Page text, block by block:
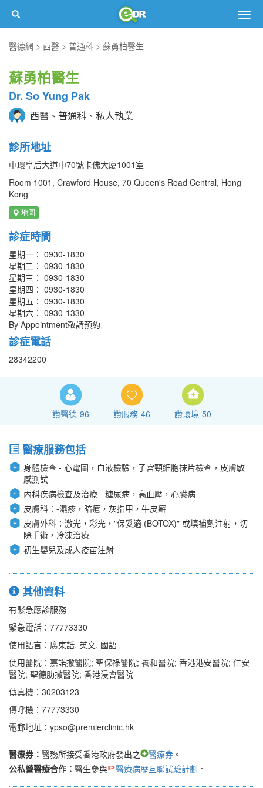
醫德網
西醫 普通科 蘇勇柏醫生
蘇勇柏醫生
Dr. So Yung Pak
西醫、普通科、私人執業
診所地址
中環皇后大道中70號卡佛大廈1001室
Room 1001, Crawford House, 70 Queen's Road Central, Hong
Kong
地圖
診症時間
星期一： 0930-1830
星期二： 0930-1830
星期三： 0930-1830
星期四： 0930-1830
星期五： 0930-1830
星期六： 0930-1330
By Appointment敬請預約
診症電話
28342200
讚醫德 96 讚服務 46 讚環境 50
醫療服務包括
身體檢查 - 心電圖，血液檢驗，子宮頸細胞抹片檢查，皮膚敏
感測試
內科疾病檢查及治療 - 糖尿病，高血壓，心臟病
皮膚科：-濕疹，暗瘡，灰指甲，牛皮癬
皮膚外科：激光，彩光，"保妥適 (BOTOX)" 或填補劑注射，切
除手術，冷凍治療
初生嬰兒及成人疫苗注射
其他資料
有緊急應診服務
緊急電話：77773330
使用語言：廣東話, 英文, 國語
使用醫院：嘉諾撒醫院; 聖保祿醫院; 養和醫院; 香港港安醫院; 仁安
醫院; 聖德肋撒醫院; 香港浸會醫院
傳真機：30203123
傳呼機：77773330
電郵地址：ypso@premierclinic.hk
醫療券： 醫務所接受香港政府發出之 醫療券 。
公私營醫療合作： 醫生參與 醫療病歷互聯試驗計劃 。